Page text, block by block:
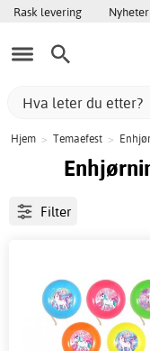
Rask levering
Hjem > Temaefest >
Filter